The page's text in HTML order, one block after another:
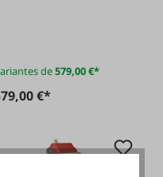
de579,00 €*
€*